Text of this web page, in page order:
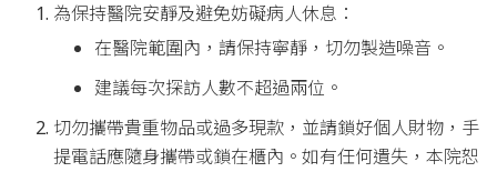
為保持醫院安靜及避免妨礙病人休息：
在醫院範圍內，請保持寧靜，切勿製造噪音。
建議每次探訪人數不超過兩位。
切勿攜帶貴重物品或過多現款，並請鎖好個人財物，手
提電話應隨身攜帶或鎖在櫃內。如有任何遺失，本院恕